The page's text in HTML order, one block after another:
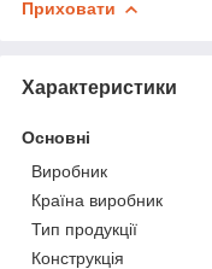
Приховати
Характеристики
Основні
Виробник
Країна виробник
Тип продукції
Конструкція